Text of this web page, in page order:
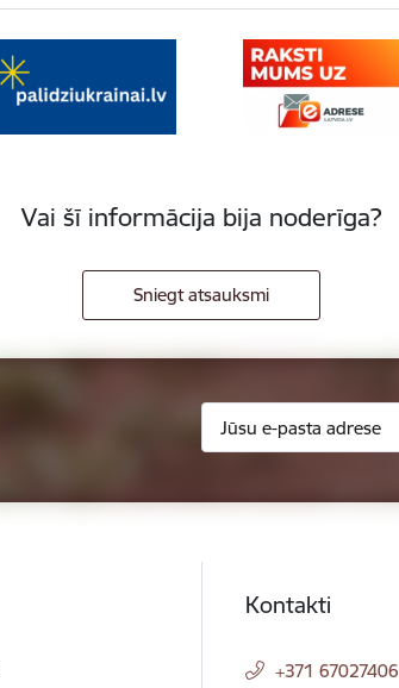
Vai šī informācija bija noderīga?
Sniegt atsauksmi
Kontakti
+371 67027406